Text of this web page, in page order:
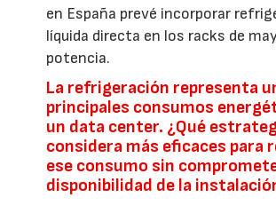
en España prevé incorporar
líquida directa en los racks de
potencia.
La refrigeración representa
principales consumos
un data center. ¿Qué
considera más eficaces para
ese consumo sin
disponibilidad de la